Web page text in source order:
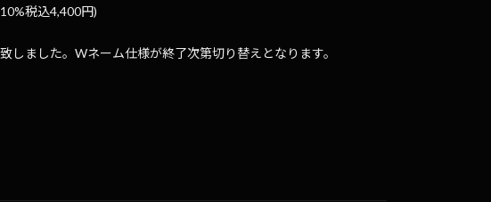
税込4,400円)
ました。Wネーム仕様が終了次第切り替えとなります。